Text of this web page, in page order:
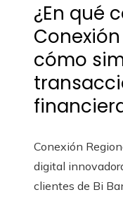
¿En qué
cómo
Conexión
digital
clientes de Bi